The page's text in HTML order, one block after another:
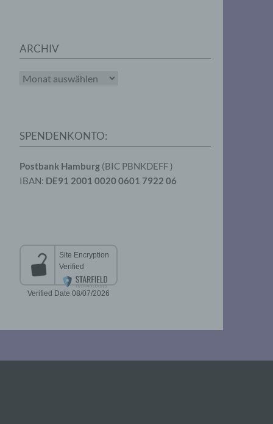
ARCHIV
Archiv
SPENDENKONTO:
Postbank Hamburg (BIC PBNKDEFF )
IBAN: DE91 2001 0020 0601 7922 06